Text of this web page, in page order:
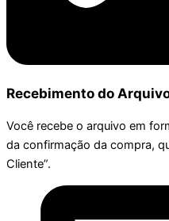
Recebimento do
Você recebe o arquivo em
da confirmação da compra,
Cliente”.